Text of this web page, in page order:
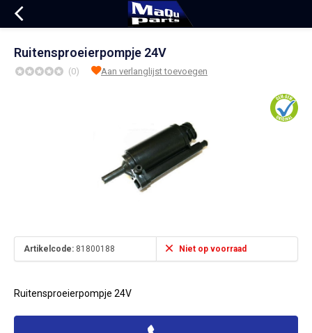
Ruitensproeierpompje 24V
(0) Aan verlanglijst toevoegen
Artikelcode: 81800188 Niet op voorraad
Ruitensproeierpompje 24V